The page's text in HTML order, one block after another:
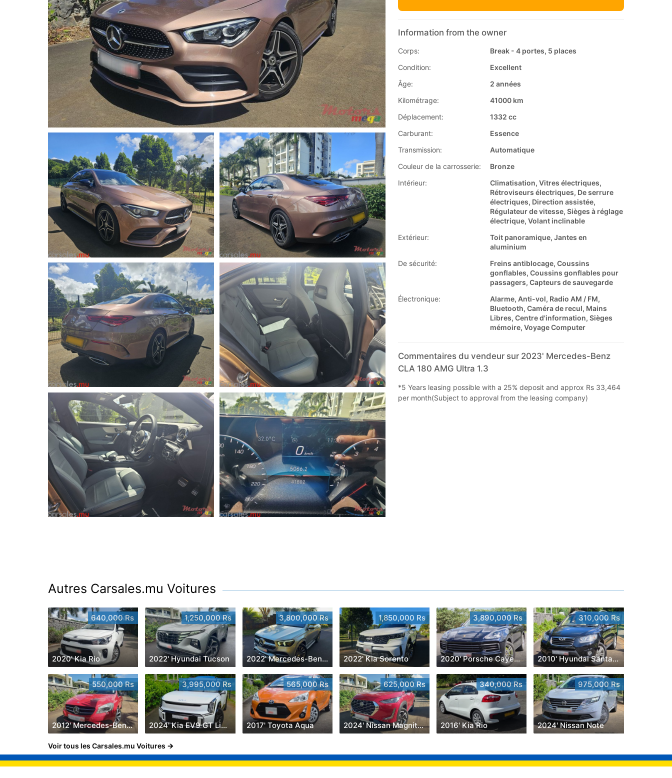
Information from the owner
Corps:
Break - 4 portes, 5 places
Condition:
Excellent
Âge:
2 années
Kilométrage:
41000 km
Déplacement:
1332 cc
Carburant:
Essence
Transmission:
Automatique
Couleur de la carrosserie:
Bronze
Intérieur:
Climatisation, Vitres électriques,
Rétroviseurs électriques, De serrure
électriques, Direction assistée,
Régulateur de vitesse, Sièges à réglage
électrique, Volant inclinable
Extérieur:
Toit panoramique, Jantes en
aluminium
De sécurité:
Freins antiblocage, Coussins
gonflables, Coussins gonflables pour
passagers, Capteurs de sauvegarde
Électronique:
Alarme, Anti-vol, Radio AM / FM,
Bluetooth, Caméra de recul, Mains
Libres, Centre d'information, Sièges
mémoire, Voyage Computer
Commentaires du vendeur sur 2023' Mercedes-Benz
CLA 180 AMG Ultra 1.3
*5 Years leasing possible with a 25% deposit and approx Rs 33,464
per month(Subject to approval from the leasing company)
Autres Carsales.mu Voitures
640,000 Rs
2020' Kia Rio
1,250,000 Rs
2022' Hyundai Tucson
3,800,000 Rs
2022' Mercedes-Benz GLE 350
1,850,000 Rs
2022' Kia Sorento
3,890,000 Rs
2020' Porsche Cayenne
310,000 Rs
2010' Hyundai Santa Fe
550,000 Rs
2012' Mercedes-Benz A 180
3,995,000 Rs
2024' Kia EV9 GT Line AWD 7 Seater
565,000 Rs
2017' Toyota Aqua
625,000 Rs
2024' Nissan Magnite 1.0
340,000 Rs
2016' Kia Rio
975,000 Rs
2024' Nissan Note
Voir tous les Carsales.mu Voitures